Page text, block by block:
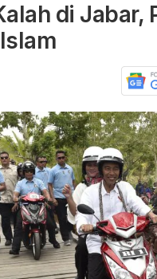
di Jabar,